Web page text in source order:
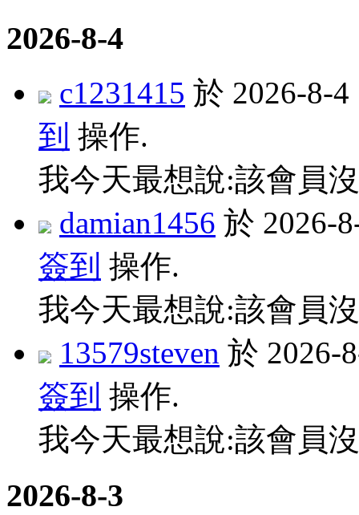
2026-8-4
c1231415 於 2026-8-
到 操作.
我今天最想說:該會員
damian1456 於 2026-
簽到 操作.
我今天最想說:該會員
13579steven 於 2026-
簽到 操作.
我今天最想說:該會員
2026-8-3